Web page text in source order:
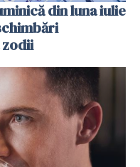
din luna iulie